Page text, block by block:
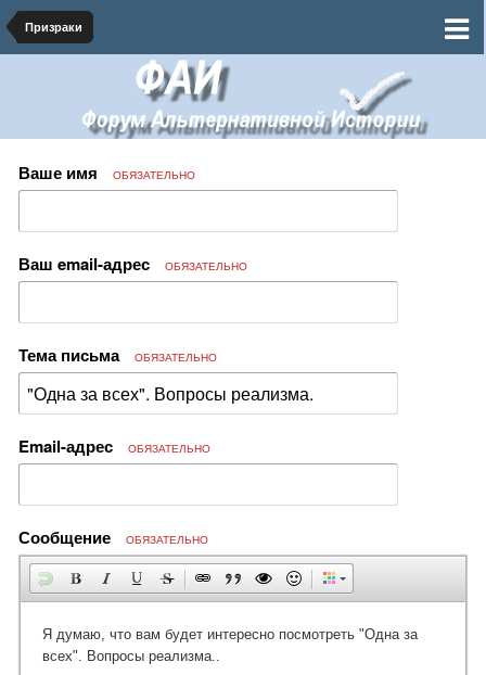
Призраки
Ваше имя ОБЯЗАТЕЛЬНО
Ваш email-адрес ОБЯЗАТЕЛЬНО
Тема письма ОБЯЗАТЕЛЬНО
Email-адрес ОБЯЗАТЕЛЬНО
Сообщение ОБЯЗАТЕЛЬНО